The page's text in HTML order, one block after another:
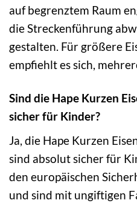
auf begrenztem Raum
die Streckenführung
gestalten. Für größere
empfiehlt es sich,
Sind die Hape Kurzen
sicher für Kinder?
Ja, die Hape Kurzen
sind absolut sicher für
den europäischen
und sind mit ungiftigen